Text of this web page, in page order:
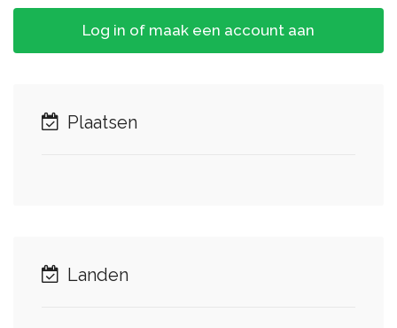
Log in of maak een account aan
Plaatsen
Landen